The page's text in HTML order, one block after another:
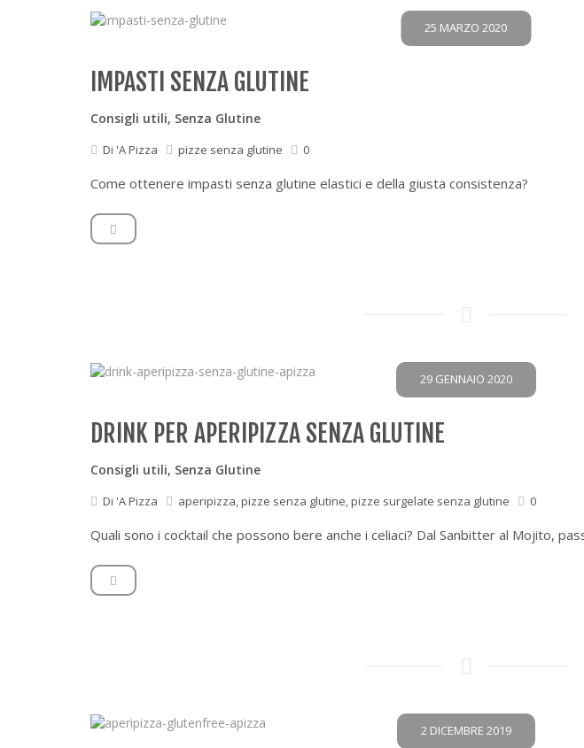
25 MARZO 2020
IMPASTI SENZA GLUTINE
Consigli utili, Senza Glutine
Di 'A Pizza pizze senza glutine 0
Come ottenere impasti senza glutine elastici e della giusta consistenza?
29 GENNAIO 2020
DRINK PER APERIPIZZA SENZA GLUTINE
Consigli utili, Senza Glutine
Di 'A Pizza aperipizza,pizze senza glutine,pizze surgelate senza glutine 0
Quali sono i cocktail che possono bere anche i celiaci? Dal Sanbitter al Mojito,
2 DICEMBRE 2019